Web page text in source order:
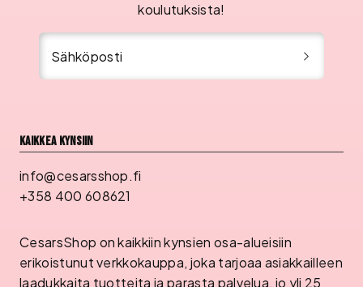
koulutuksista!
Sähköposti
Kaikkea kynsiin
info@cesarsshop.fi
+358 400 608621
CesarsShop on kaikkiin kynsien osa-alueisiin
erikoistunut verkkokauppa, joka tarjoaa asiakkailleen
laadukkaita tuotteita ja parasta palvelua, jo yli 25